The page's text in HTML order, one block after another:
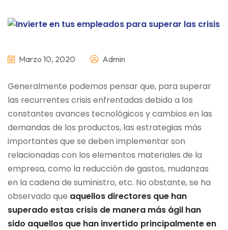
Marzo 10, 2020 Admin
Generalmente podemos pensar que, para superar
las recurrentes crisis enfrentadas debido a los
constantes avances tecnológicos y cambios en las
demandas de los productos, las estrategias más
importantes que se deben implementar son
relacionadas con los elementos materiales de la
empresa, como la reducción de gastos, mudanzas
en la cadena de suministro, etc. No obstante, se ha
observado que aquellos directores que han
superado estas crisis de manera más ágil han
sido aquellos que han invertido principalmente en